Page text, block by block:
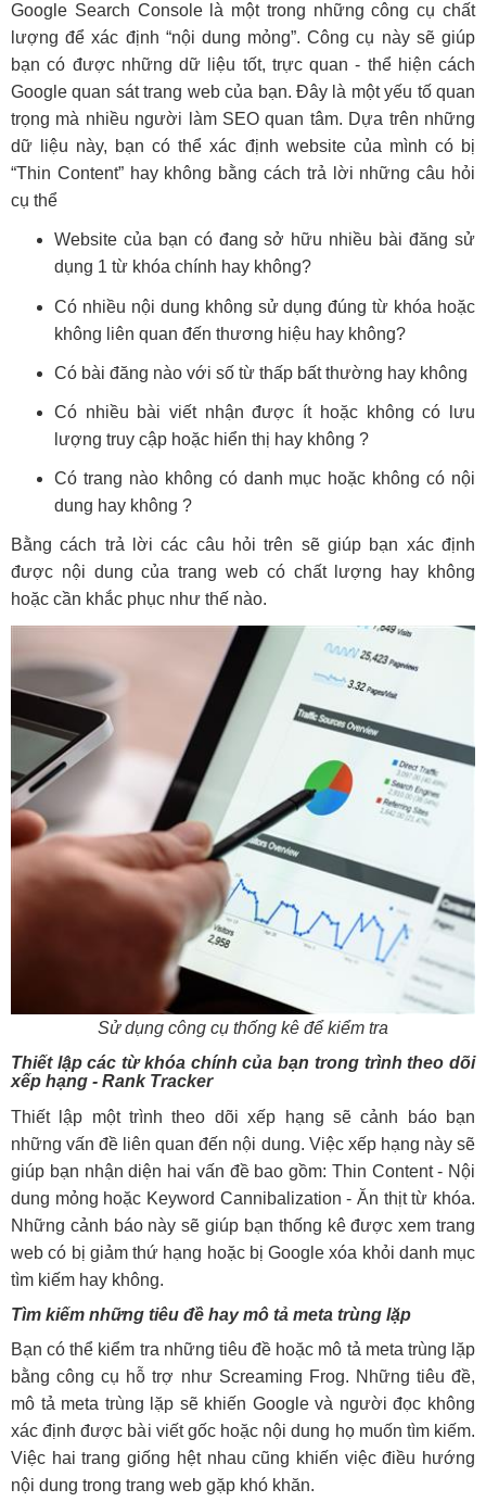
Google Search Console là một trong những công cụ chất
lượng để xác định “nội dung mỏng”. Công cụ này sẽ giúp
bạn có được những dữ liệu tốt, trực quan - thể hiện cách
Google quan sát trang web của bạn. Đây là một yếu tố quan
trọng mà nhiều người làm SEO quan tâm. Dựa trên những
dữ liệu này, bạn có thể xác định website của mình có bị
“Thin Content” hay không bằng cách trả lời những câu hỏi
cụ thể
Website của bạn có đang sở hữu nhiều bài đăng sử
dụng 1 từ khóa chính hay không?
Có nhiều nội dung không sử dụng đúng từ khóa hoặc
không liên quan đến thương hiệu hay không?
Có bài đăng nào với số từ thấp bất thường hay không
Có nhiều bài viết nhận được ít hoặc không có lưu
lượng truy cập hoặc hiển thị hay không ?
Có trang nào không có danh mục hoặc không có nội
dung hay không ?
Bằng cách trả lời các câu hỏi trên sẽ giúp bạn xác định
được nội dung của trang web có chất lượng hay không
hoặc cần khắc phục như thế nào.
Sử dụng công cụ thống kê để kiểm tra
Thiết lập các từ khóa chính của bạn trong trình theo dõi
xếp hạng - Rank Tracker
Thiết lập một trình theo dõi xếp hạng sẽ cảnh báo bạn
những vấn đề liên quan đến nội dung. Việc xếp hạng này sẽ
giúp bạn nhận diện hai vấn đề bao gồm: Thin Content - Nội
dung mỏng hoặc Keyword Cannibalization - Ăn thịt từ khóa.
Những cảnh báo này sẽ giúp bạn thống kê được xem trang
web có bị giảm thứ hạng hoặc bị Google xóa khỏi danh mục
tìm kiếm hay không.
Tìm kiếm những tiêu đề hay mô tả meta trùng lặp
Bạn có thể kiểm tra những tiêu đề hoặc mô tả meta trùng lặp
bằng công cụ hỗ trợ như Screaming Frog. Những tiêu đề,
mô tả meta trùng lặp sẽ khiến Google và người đọc không
xác định được bài viết gốc hoặc nội dung họ muốn tìm kiếm.
Việc hai trang giống hệt nhau cũng khiến việc điều hướng
nội dung trong trang web gặp khó khăn.